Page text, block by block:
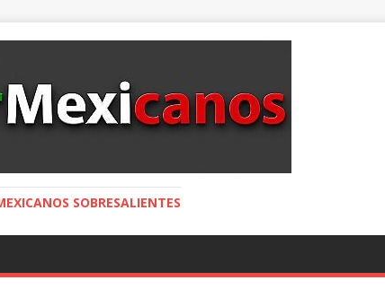
SOBRESALIENTES